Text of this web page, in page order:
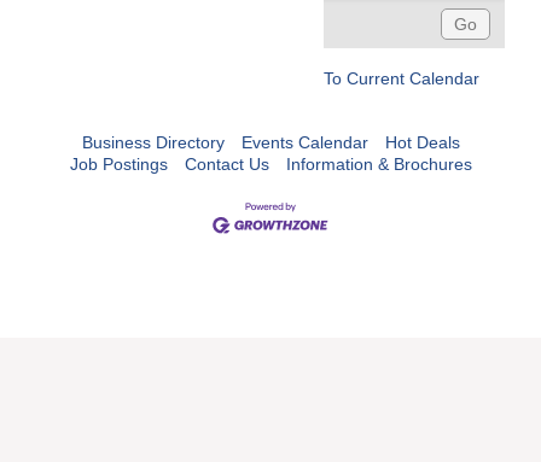
To Current Calendar
Business Directory Events Calendar
Hot Deals
Job Postings
Contact Us Information & Brochures